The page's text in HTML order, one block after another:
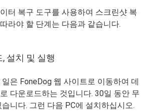
터 복구 도구를 사용하여 스크린샷 복
라야 할 단계는 다음과 같습니다.
설치 및 실행
은 FoneDog 웹 사이트로 이동하여 데
다운로드하는 것입니다. 30일 동안 무
니다. 그런 다음 PC에 설치하십시오.